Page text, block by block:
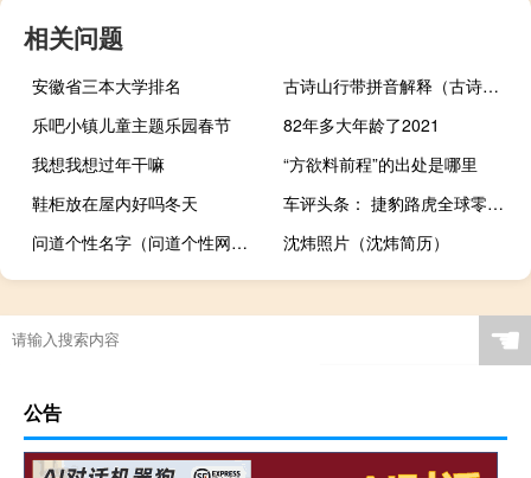
相关问题
安徽省三本大学排名
古诗山行带拼音解释（古诗山行带拼音）
乐吧小镇儿童主题乐园春节
82年多大年龄了2021
我想我想过年干嘛
“方欲料前程”的出处是哪里
鞋柜放在屋内好吗冬天
车评头条： 捷豹路虎全球零售量达592,708辆 较2017年的创纪录销量下降4.6%
问道个性名字（问道个性网名）
沈炜照片（沈炜简历）
☚
公告